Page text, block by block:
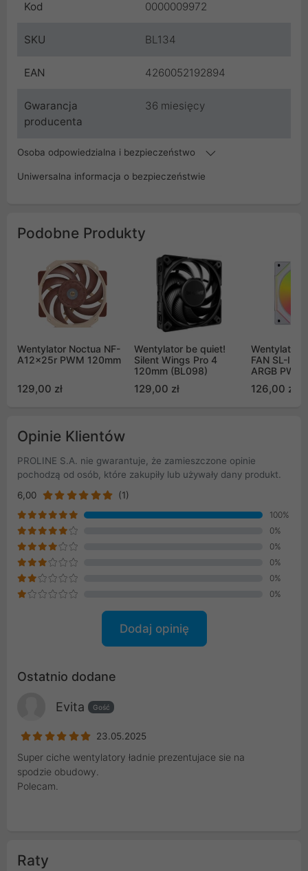
Kod 0000009972
SKU BL134
EAN 4260052192894
Gwarancja
producenta
36 miesięcy
Osoba odpowiedzialna i bezpieczeństwo
Uniwersalna informacja o bezpieczeństwie
Podobne Produkty
Wentylator Noctua NF-
A12x25r PWM 120mm
129,00 zł
Wentylator be quiet!
Silent Wings Pro 4
120mm (BL098)
129,00 zł
Wentylator
FAN SL-
ARGB
biały
126,00 zł
Opinie Klientów
PROLINE S.A. nie gwarantuje, że zamieszczone opinie
pochodzą od osób, które zakupiły lub używały dany produkt.
6,00
(1)
100%
0%
0%
0%
0%
0%
Dodaj opinię
Ostatnio dodane
Evita Gość
23.05.2025
Super ciche wentylatory ładnie prezentujace sie na
spodzie obudowy.
Polecam.
Raty